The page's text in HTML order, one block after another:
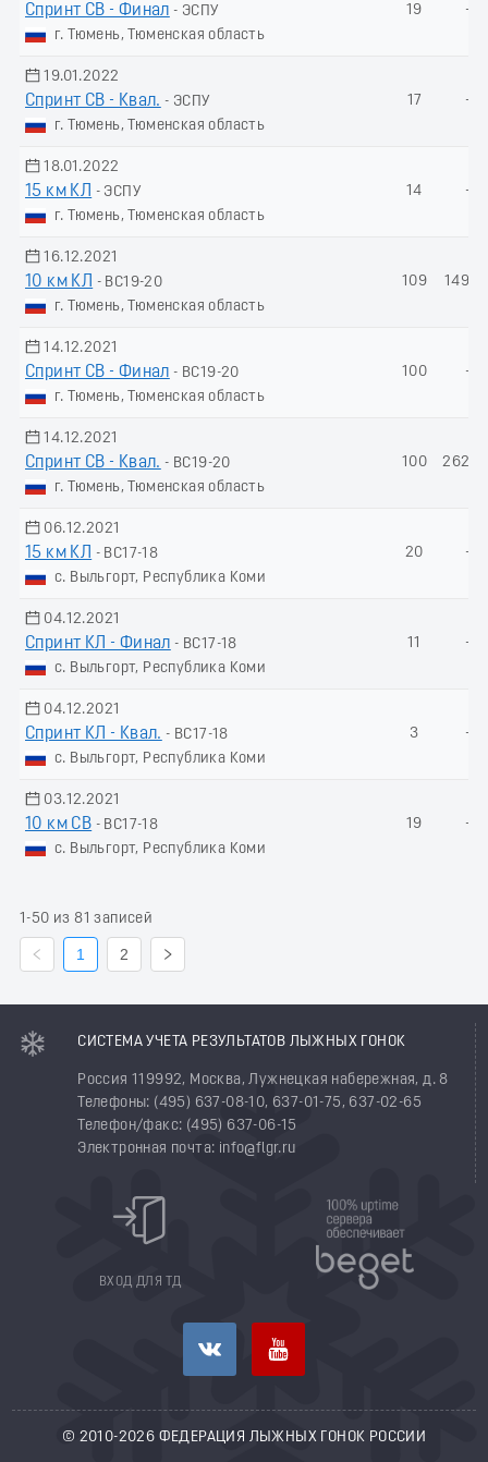
Спринт СВ - Финал - ЭСПУ
г. Тюмень, Тюменская область
19 -
19.01.2022
Спринт СВ - Квал. - ЭСПУ
г. Тюмень, Тюменская область
17 -
18.01.2022
15 км КЛ
- ЭСПУ
г. Тюмень, Тюменская область
14 -
16.12.2021
10 км КЛ
- ВС19-20
г. Тюмень, Тюменская область
109
14.12.2021
Спринт СВ - Финал - ВС19-20
г. Тюмень, Тюменская область
100 -
14.12.2021
Спринт СВ - Квал. - ВС19-20
г. Тюмень, Тюменская область
100
06.12.2021
15 км КЛ
- ВС17-18
с. Выльгорт, Республика Коми
20 -
04.12.2021
Спринт КЛ - Финал - ВС17-18
с. Выльгорт, Республика Коми
11 -
04.12.2021
Спринт КЛ - Квал. - ВС17-18
с. Выльгорт, Республика Коми
3 -
03.12.2021
10 км СВ - ВС17-18
с. Выльгорт, Республика Коми
19 -
1-50 из 81 записей
1 2
СИСТЕМА УЧЕТА РЕЗУЛЬТАТОВ ЛЫЖНЫХ ГОНОК
Россия 119992, Москва, Лужнецкая набережная, д. 8
Телефоны: (495) 637-08-10, 637-01-75, 637-02-65
Телефон/факс: (495) 637-06-15
Электронная почта: info@flgr.ru
ВХОД ДЛЯ ТД
© 2010-2026 ФЕДЕРАЦИЯ ЛЫЖНЫХ ГОНОК РОССИИ